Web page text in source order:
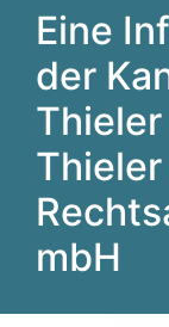
Eine
der
Thieler
Thieler
mbH